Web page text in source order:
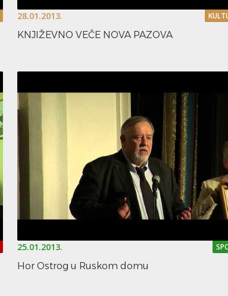
28.01.2013.
KNJIŽEVNO VEČE NOVA PAZOVA
25.01.2013.
Hor Ostrog u Ruskom domu